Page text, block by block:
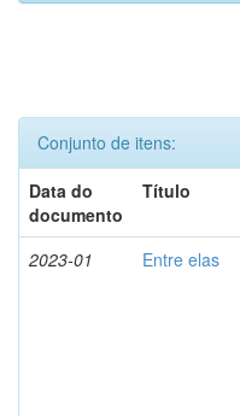
Conjunto de itens:
Data do
documento
Título
2023-01 Entre elas